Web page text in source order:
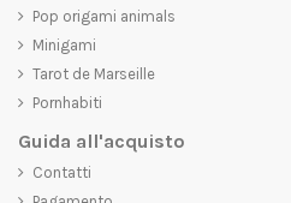
Pop origami animals
Minigami
Tarot de Marseille
Pornhabiti
Guida all'acquisto
Contatti